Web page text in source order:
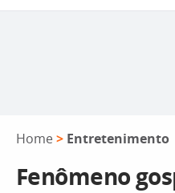
Home > Entretenimento
Fenômeno